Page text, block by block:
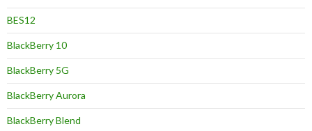
BES12
BlackBerry 10
BlackBerry 5G
BlackBerry Aurora
BlackBerry Blend